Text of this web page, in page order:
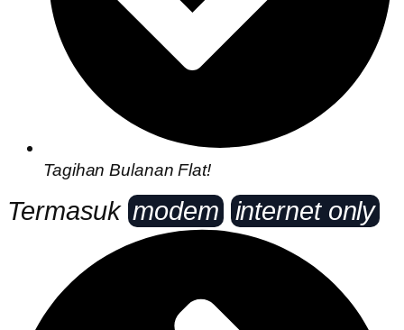
Tagihan Bulanan Flat!
Termasukmodem internet only